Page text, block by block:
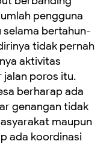
pengguna
selama bertahun-
tidak pernah
aktivitas
jalan poros itu.
berharap ada
genangan tidak
maupun
ada koordinasi